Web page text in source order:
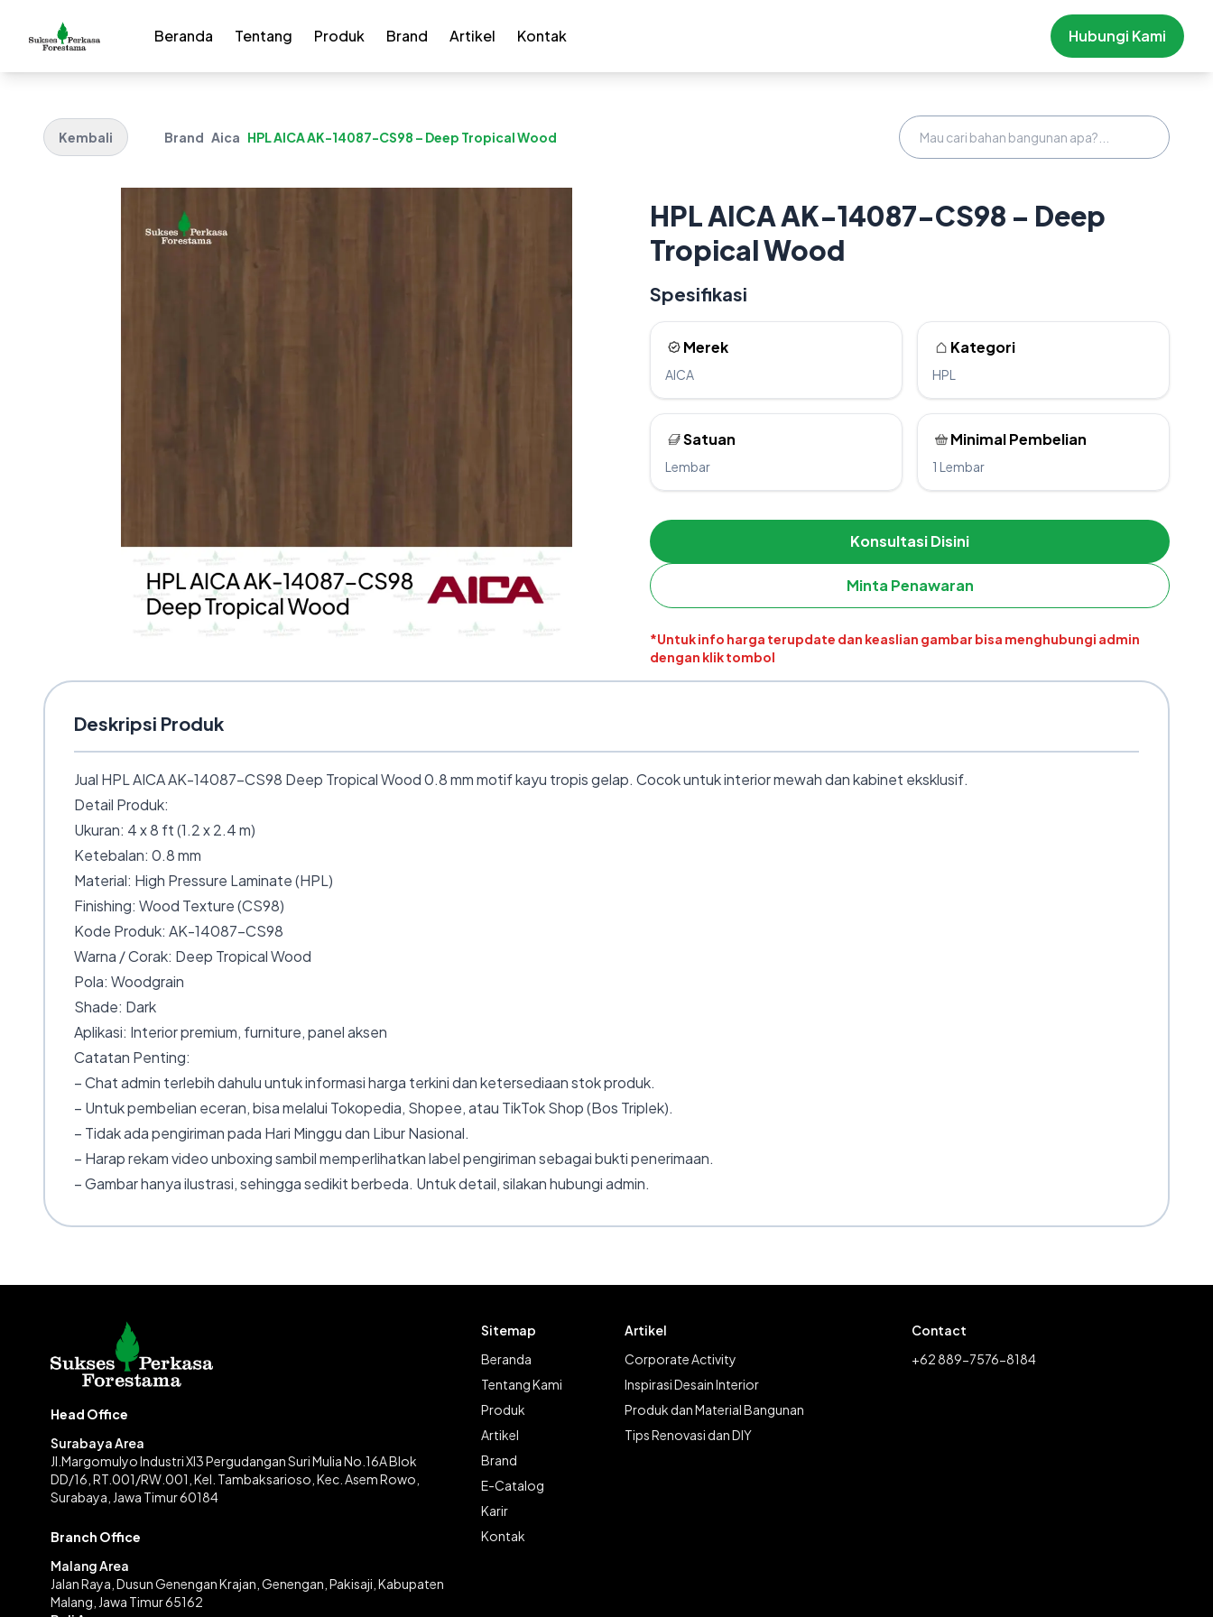
Beranda Tentang Produk Brand Artikel Kontak Hubungi Kami
Kembali Brand Aica HPL AICA AK-14087-CS98 – Deep Tropical Wood
HPL AICA AK-14087-CS98 – Deep
Tropical Wood
Spesifikasi
Merek
AICA
Kategori
HPL
Satuan
Lembar
Minimal Pembelian
1 Lembar
Konsultasi Disini
Minta Penawaran
*Untuk info harga terupdate dan keaslian gambar bisa menghubungi admin
dengan klik tombol
Deskripsi Produk
Jual HPL AICA AK-14087-CS98 Deep Tropical Wood 0.8 mm motif kayu tropis gelap. Cocok untuk interior mewah dan kabinet eksklusif.
Detail Produk:
Ukuran: 4 x 8 ft (1.2 x 2.4 m)
Ketebalan: 0.8 mm
Material: High Pressure Laminate (HPL)
Finishing: Wood Texture (CS98)
Kode Produk: AK-14087-CS98
Warna / Corak: Deep Tropical Wood
Pola: Woodgrain
Shade: Dark
Aplikasi: Interior premium, furniture, panel aksen
Catatan Penting:
– Chat admin terlebih dahulu untuk informasi harga terkini dan ketersediaan stok produk.
– Untuk pembelian eceran, bisa melalui Tokopedia, Shopee, atau TikTok Shop (Bos Triplek).
– Tidak ada pengiriman pada Hari Minggu dan Libur Nasional.
– Harap rekam video unboxing sambil memperlihatkan label pengiriman sebagai bukti penerimaan.
– Gambar hanya ilustrasi, sehingga sedikit berbeda. Untuk detail, silakan hubungi admin.
Head Office
Surabaya Area
Jl.Margomulyo Industri XI3 Pergudangan Suri Mulia No.16A Blok
DD/16, RT.001/RW.001, Kel. Tambaksarioso, Kec. Asem Rowo,
Surabaya, Jawa Timur 60184
Branch Office
Malang Area
Jalan Raya, Dusun Genengan Krajan, Genengan, Pakisaji, Kabupaten
Malang, Jawa Timur 65162
Sitemap
Beranda
Tentang Kami
Produk
Artikel
Brand
E-Catalog
Karir
Kontak
Artikel
Corporate Activity
Inspirasi Desain Interior
Produk dan Material Bangunan
Tips Renovasi dan DIY
Contact
+62 889-7576-8184